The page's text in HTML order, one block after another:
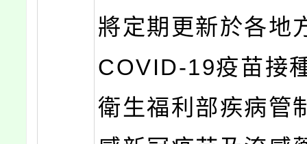
將定期更新於各地
COVID-19疫苗接
衛生福利部疾病管